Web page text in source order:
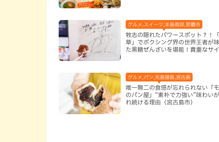
グルメ,スイーツ,本島南部,那覇市
牧志の隠れたパワースポット？！
草」でボクシング界の世界王者が
た黒糖ぜんざいを堪能！貴重なサ
グルメ,パン,先島諸島,宮古島
唯一無二の食感が忘れられない「
のパン屋」“素朴で力強い”味わい
れ続ける理由（宮古島市）